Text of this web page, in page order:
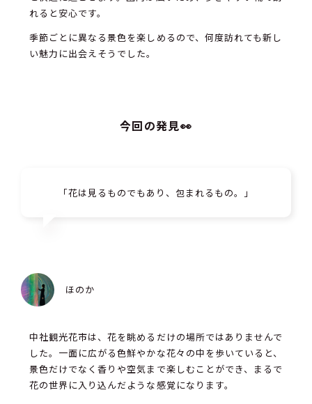
れると安心です。
季節ごとに異なる景色を楽しめるので、何度訪れても新し
い魅力に出会えそうでした。
今回の発見👀
「花は見るものでもあり、包まれるもの。」
ほのか
中社観光花市は、花を眺めるだけの場所ではありませんで
した。一面に広がる色鮮やかな花々の中を歩いていると、
景色だけでなく香りや空気まで楽しむことができ、まるで
花の世界に入り込んだような感覚になります。